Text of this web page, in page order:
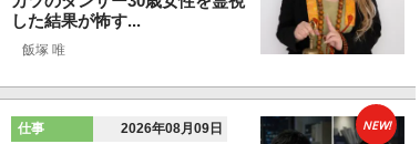
した結果が怖す...
飯塚 唯
仕事 2026年08月09日 NEW!